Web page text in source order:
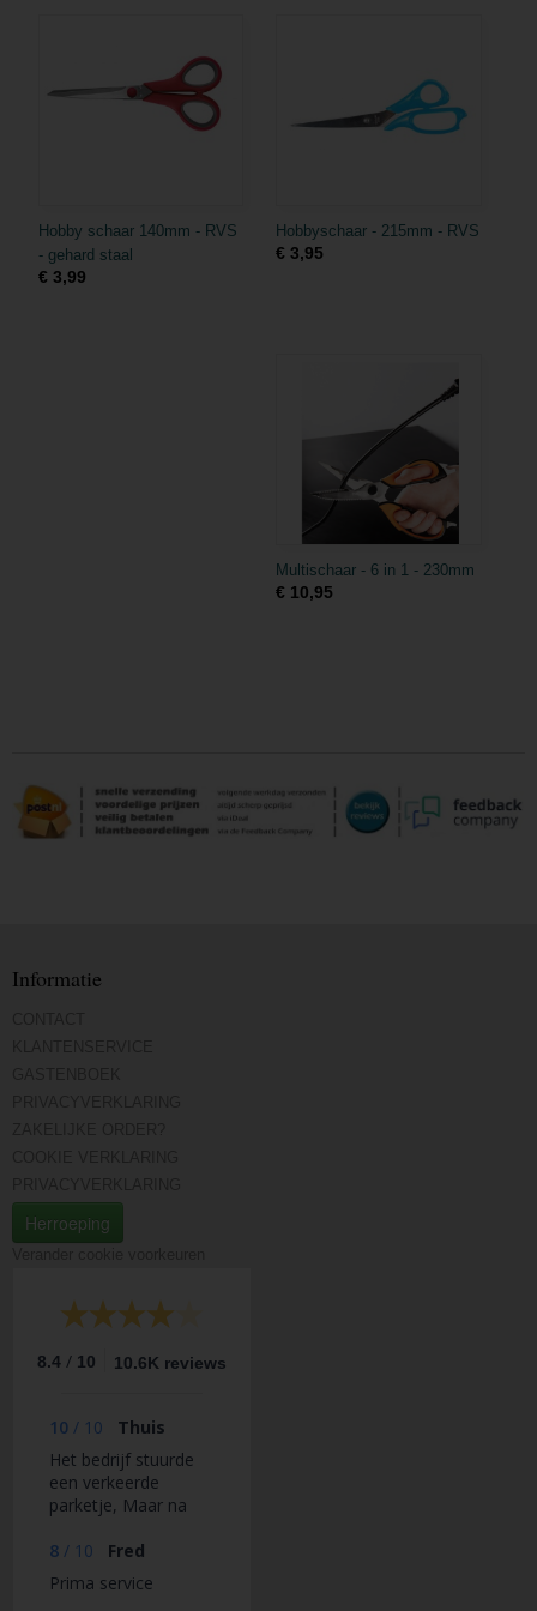
Hobby schaar 140mm - RVS
- gehard staal
€ 3,99
Hobbyschaar - 215mm - RVS
€ 3,95
Multischaar - 6 in 1 - 230mm
€ 10,95
Informatie
Herroeping
8.4 / 10 10.6K reviews
10 / 10
Thuis
Het bedrijf stuurde
een verkeerde
parketje, Maar na
24uuris het direct
Goed gekomen.
8 / 10
Fred
Prima service